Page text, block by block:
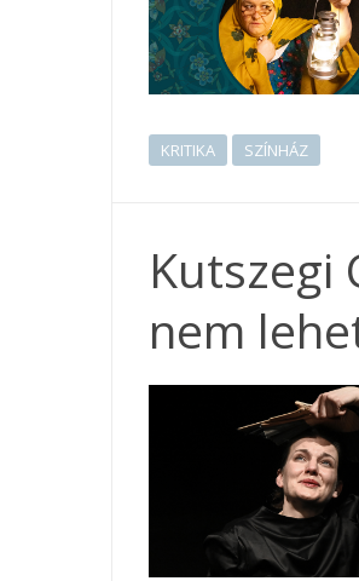
KRITIKA SZÍNHÁZ
Kutszegi
nem